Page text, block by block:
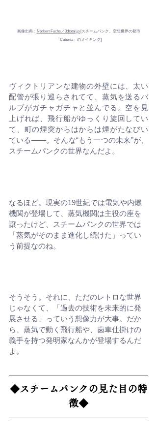
画像出典： Norbert Fuchs／3dtotal.jp [スチームパンク、空想世界の都市
「Cuberia」のメイキング]
ヴィクトリアンな建物の外壁には、太い
配管が張り巡らされてて、蒸気を送るバ
ルブがガチャガチャと並んでる。空を見
上げれば、飛行船がゆっくり旋回してい
て、町の煙突からはからは煙がたなびい
ている――。そんな“もう一つの未来”が、
スチームパンクの世界なんだよ。
なるほど。現実の19世紀では電気や内燃
機関が登場して、蒸気機関は主役の座を
譲ったけど、スチームパンクの世界では
「蒸気がそのまま進化し続けた」ってい
う前提なのね。
そうそう。それに、ただのレトロな世界
じゃなくて、「過去の技術を未来的に発
展させる」っていう想像力が大事。だか
ら、蒸気で動く飛行船や、歯車仕掛けの
義手を持つ発明家なんかが登場するんだ
よ。
◆スチームパンクの見た目の特
徴◆